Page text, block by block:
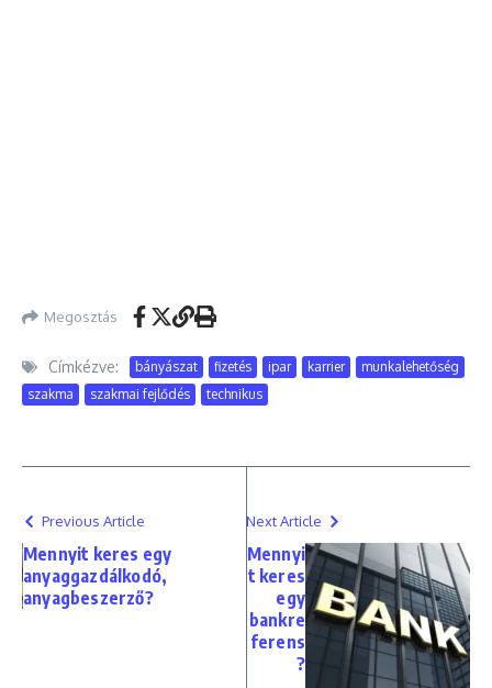
Megosztás
Címkézve: bányászat fizetés ipar karrier
munkalehetőség
szakma
szakmai fejlődés technikus
Previous Article
Mennyit keres egy
anyaggazdálkodó,
anyagbeszerző?
Next Article
Mennyi
t keres
egy
bankre
ferens
?